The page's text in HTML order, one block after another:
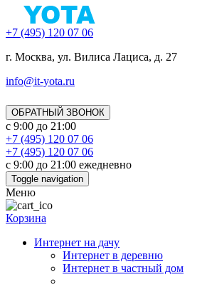
+7 (495) 120 07 06
г. Москва, ул. Вилиса Лациса, д. 27
info@it-yota.ru
ОБРАТНЫЙ ЗВОНОК
с 9:00 до 21:00
+7 (495) 120 07 06
+7 (495) 120 07 06
с 9:00 до 21:00 ежедневно
Toggle navigation
Меню
Корзина
Интернет на дачу
Интернет в деревню
Интернет в частный дом